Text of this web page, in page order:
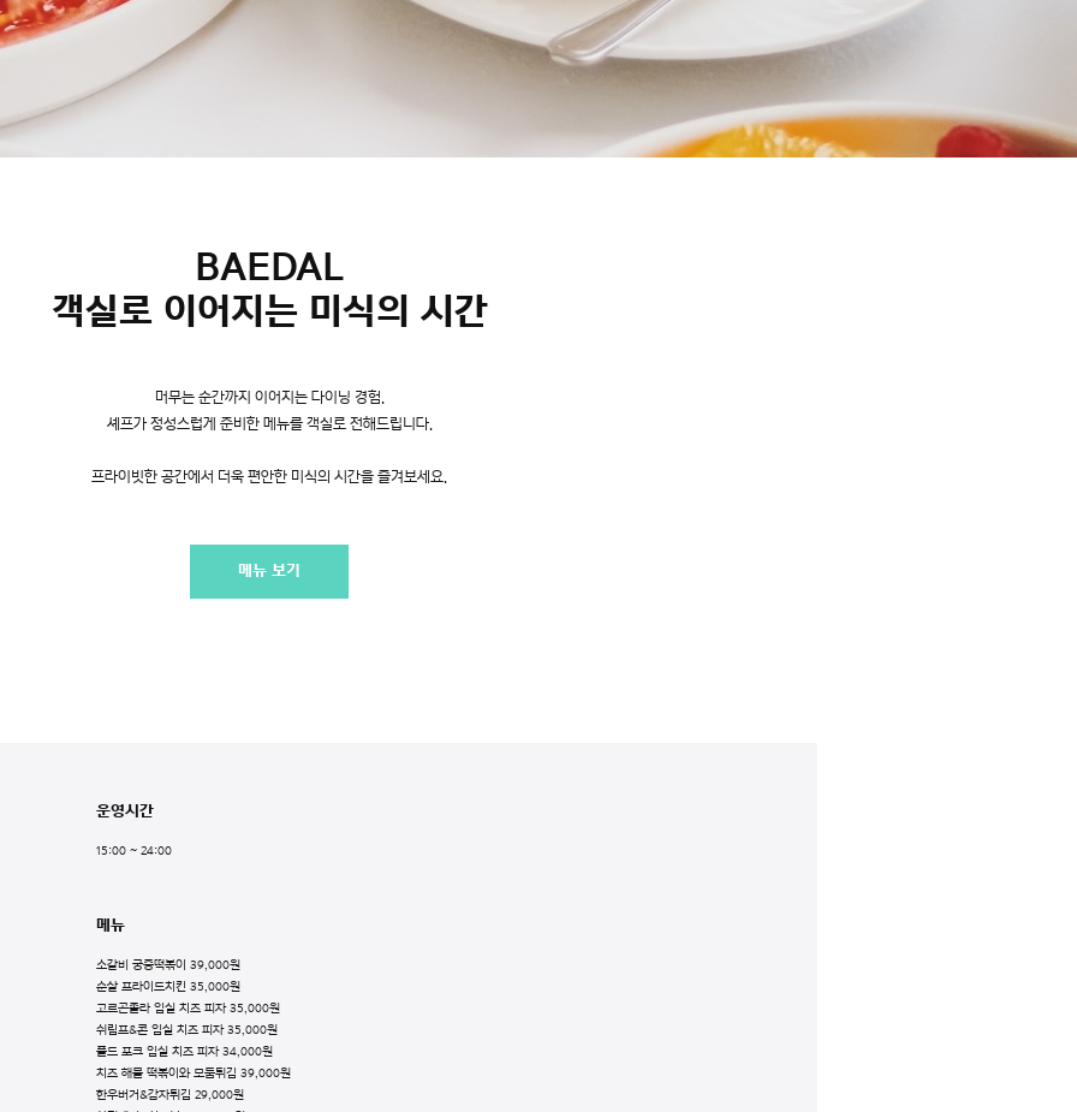
BAEDAL
객실로 이어지는 미식의 시간
머무는 순간까지 이어지는 다이닝 경험.
셰프가 정성스럽게 준비한 메뉴를 객실로 전해드립니다.
프라이빗한 공간에서 더욱 편안한 미식의 시간을 즐겨보세요.
메뉴 보기
운영시간
15:00 ~ 24:00
메뉴
소갈비 궁중떡볶이 39,000원
순살 프라이드치킨 35,000원
고르곤졸라 임실 치즈 피자 35,000원
쉬림프&콘 임실 치즈 피자 35,000원
풀드 포크 임실 치즈 피자 34,000원
치즈 해물 떡볶이와 모둠튀김 39,000원
한우버거&감자튀김 29,000원